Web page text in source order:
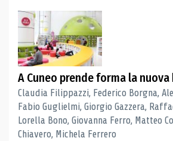
A Cuneo prende forma la
Claudia Filippazzi, Federico Borgna,
Fabio Guglielmi, Giorgio Gazzera,
Lorella Bono, Giovanna Ferro, Matteo
Chiavero, Michela Ferrero